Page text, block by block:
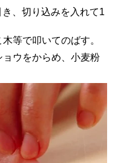
、切り込みを入れて1
等で叩いてのばす。
ウをからめ、小麦粉